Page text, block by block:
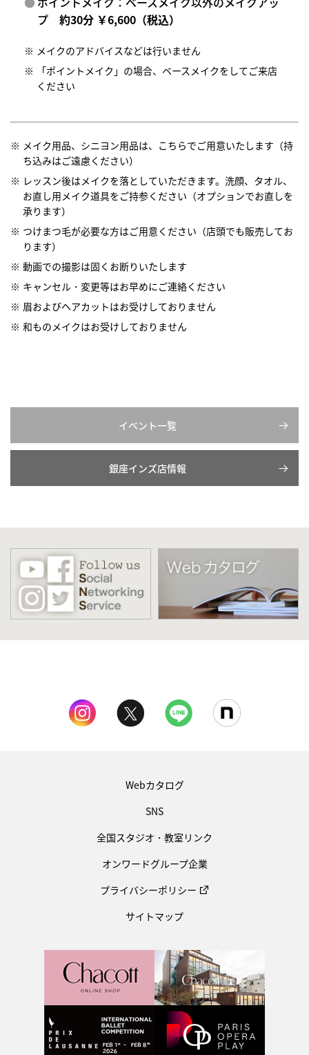
プ約30分 ￥6,600（税込）
メイクのアドバイスなどは行いません
「ポイントメイク」の場合、ベースメイクをしてご来店
ください
メイク用品、シニヨン用品は、こちらでご用意いたします（持
ち込みはご遠慮ください）
レッスン後はメイクを落としていただきます。洗顔、タオル、
お直し用メイク道具をご持参ください（オプションでお直しを
承ります）
つけまつ毛が必要な方はご用意ください（店頭でも販売してお
ります）
動画での撮影は固くお断りいたします
キャンセル・変更等はお早めにご連絡ください
眉およびヘアカットはお受けしておりません
和ものメイクはお受けしておりません
イベント一覧
銀座インズ店情報
Webカタログ
SNS
全国スタジオ・教室リンク
オンワードグループ企業
プライバシーポリシー
サイトマップ